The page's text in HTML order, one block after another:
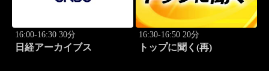
16:00-16:30 30分
日経アーカイブス
16:30-16:50 20分
トップに聞く(再)